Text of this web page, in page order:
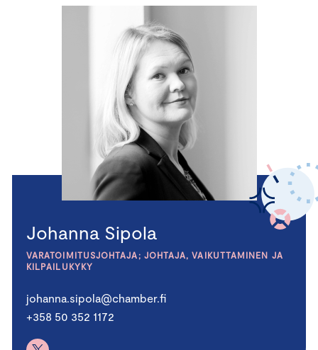
Johanna Sipola
VARATOIMITUSJOHTAJA; JOHTAJA, VAIKUTTAMINEN JA
KILPAILUKYKY
johanna.sipola@chamber.fi
+358 50 352 1172